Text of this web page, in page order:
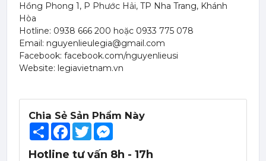
Chia Sẻ Sản Phẩm Này
ShareFacebook
Twitter
Hotline tư vấn 8h - 17h
Hồng Phong 1, P Phước Hải, TP Nha Trang, Khánh
Hòa
Hotline: 0938 666 200 hoặc 0933 775 078
Email: nguyenlieulegia@gmail.com
Facebook: facebook.com/nguyenlieusi
Website: legiavietnam.vn